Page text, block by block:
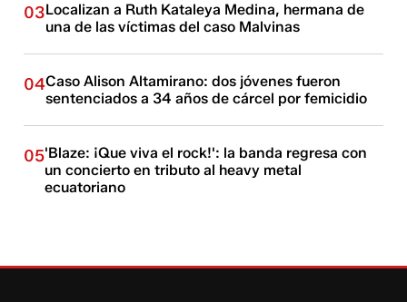
03Localizan a Ruth Kataleya Medina, hermana de
una de las víctimas del caso Malvinas
04Caso Alison Altamirano: dos jóvenes fueron
sentenciados a 34 años de cárcel por femicidio
05'Blaze: ¡Que viva el rock!': la banda regresa con
un concierto en tributo al heavy metal
ecuatoriano